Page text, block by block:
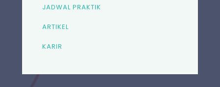
JADWAL PRAKTIK
ARTIKEL
KARIR